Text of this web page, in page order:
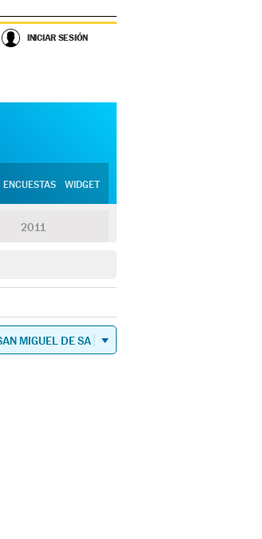
INICIAR SESIÓN
ENCUESTAS WIDGET
2011